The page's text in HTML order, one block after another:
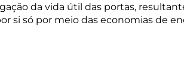
da vida útil das portas,
si só por meio das economias de